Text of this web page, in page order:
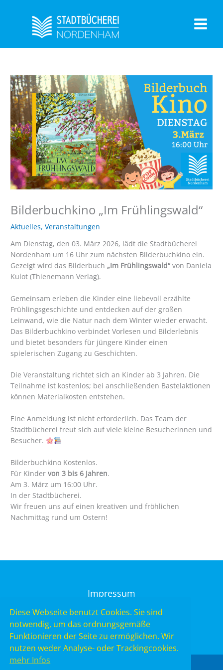
Bilderbuchkino „Im Frühlingswald“
Aktuelles,Veranstaltungen
Am Dienstag, den 03. März 2026, lädt die Stadtbücherei
Nordenham um 16 Uhr zum nächsten Bilderbuchkino ein.
Gezeigt wird das Bilderbuch „Im Frühlingswald“ von Daniela
Kulot (Thienemann Verlag).
Gemeinsam erleben die Kinder eine liebevoll erzählte
Frühlingsgeschichte und entdecken auf der großen
Leinwand, wie die Natur nach dem Winter wieder erwacht.
Das Bilderbuchkino verbindet Vorlesen und Bilderlebnis
und bietet besonders für jüngere Kinder einen
spielerischen Zugang zu Geschichten.
Die Veranstaltung richtet sich an Kinder ab 3 Jahren. Die
Teilnahme ist kostenlos; bei anschließenden Bastelaktionen
können Materialkosten entstehen.
Eine Anmeldung ist nicht erforderlich. Das Team der
Stadtbücherei freut sich auf viele kleine Besucherinnen und
Besucher.
Bilderbuchkino Kostenlos.
Für Kindervon 3 bis 6 Jahren.
Am 3. März um 16:00 Uhr.
In der Stadtbücherei.
Wir freuen uns auf einen kreativen und fröhlichen
Nachmittag rund um Ostern!
Impressum
Diese Webseite benutzt Cookies. Sie sind
notwendig, um das ordnungsgemäße
Funktionieren der Seite zu ermöglichen. Wir
nutzen weder Analyse- oder Trackingcookies.
mehr Infos